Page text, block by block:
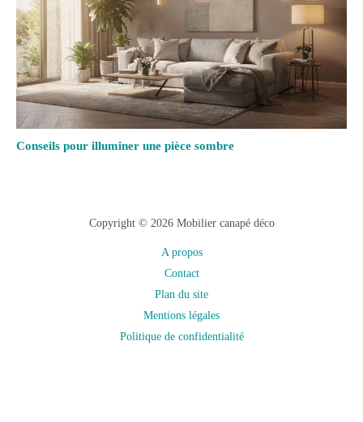
Conseils pour illuminer une pièce sombre
Copyright © 2026 Mobilier canapé déco
A propos
Contact
Plan du site
Mentions légales
Politique de confidentialité